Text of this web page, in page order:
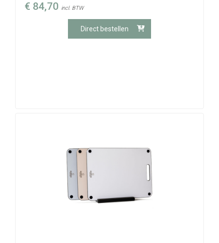
€ 84,70 incl. BTW
Direct bestellen